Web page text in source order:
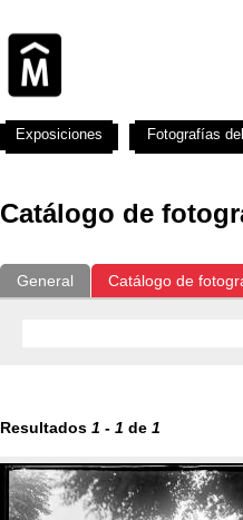
Catálogo de
General Catálogo de
Resultados 1 - 1 de 1
Exposiciones Fotografías